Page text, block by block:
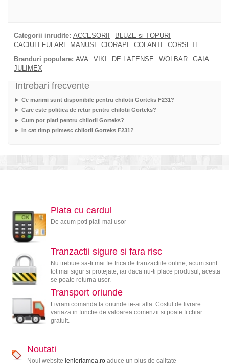
Categorii inrudite: ACCESORII
BLUZE si TOPURI
CACIULI FULARE MANUSI
CIORAPI COLANTI
CORSETE
Branduri populare: AVA VIKI DE LAFENSE WOLBAR
GAIA
JULIMEX
Intrebari frecvente
Ce marimi sunt disponibile pentru chilotii Gorteks F231?
Care este politica de retur pentru chilotii Gorteks?
Cum pot plati pentru chilotii Gorteks?
In cat timp primesc chilotii Gorteks F231?
Plata cu cardul
De acum poti plati mai usor
Tranzactii sigure si fara risc
Nu trebuie sa-ti mai fie frica de tranzactiile online, acum sunt
tot mai sigur si protejate, iar daca nu-ti place produsul, acesta
se poate returna usor.
Transport oriunde
Livram comanda ta oriunde te-ai afla. Costul de livrare
variaza in functie de valoarea comenzii si poate fi chiar
gratuit.
Noutati
Noul website lenjeriamea.roaduce un plus de calitate